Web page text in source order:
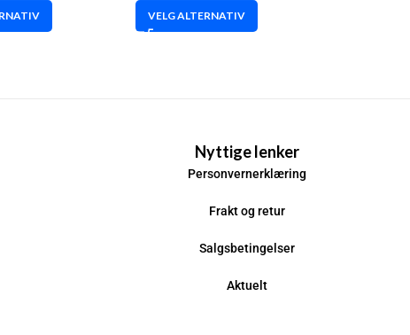
VELG ALTERNATIV
Nyttige lenker
Personvernerklæring
Frakt og retur
Salgsbetingelser
Aktuelt